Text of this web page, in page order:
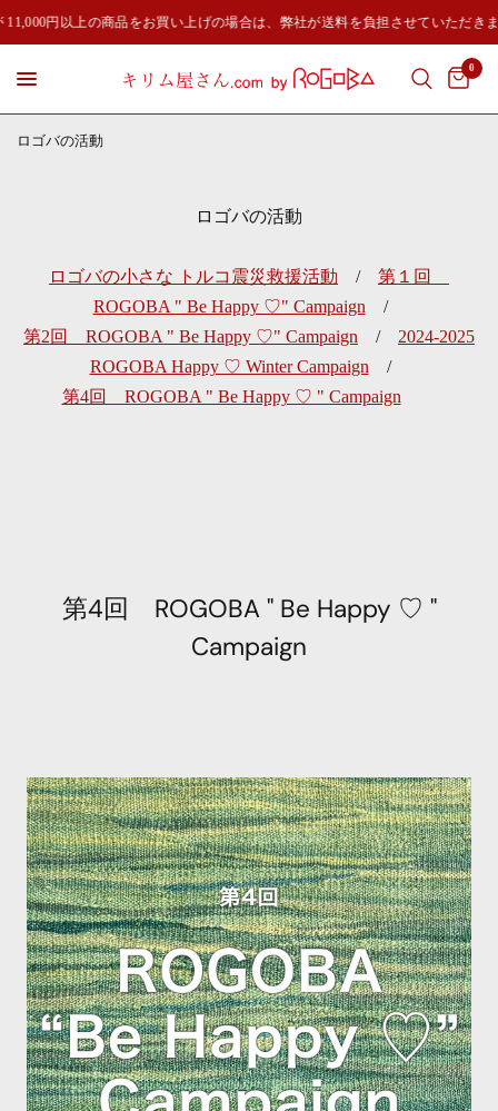
円以上の商品をお買い上げの場合は、弊社が送料を負担させていただきま
0
ロゴバの活動
ロゴバの活動
ロゴバの小さな トルコ震災救援活動 / 第１回
ROGOBA " Be Happy ♡" Campaign /
第2回 ROGOBA " Be Happy ♡" Campaign / 2024-2025
ROGOBA Happy ♡ Winter Campaign /
第4回 ROGOBA " Be Happy ♡ " Campaign
第4回 ROGOBA " Be Happy ♡ "
Campaign